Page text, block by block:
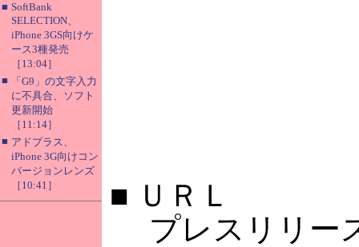
■ SoftBank
SELECTION、
iPhone 3GS向けケ
ース3種発売
［13:04］
■
「G9」の文字入力
に不具合、ソフト
更新開始
［11:14］
■ アドプラス、
iPhone 3G向けコン
バージョンレンズ
［10:41］
■ ＵＲＬ
プレスリリー